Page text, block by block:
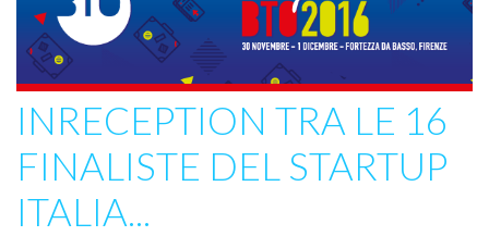
INRECEPTION TRA LE 16
FINALISTE DEL STARTUP
ITALIA...